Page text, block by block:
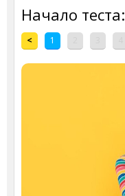
Начало теста:
< 1